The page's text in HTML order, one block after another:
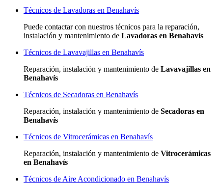
Técnicos de Lavadoras en Benahavís
Puede contactar con nuestros técnicos para la reparación,
instalación y mantenimiento de Lavadoras en Benahavís
Técnicos de Lavavajillas en Benahavís
Reparación, instalación y mantenimiento de Lavavajillas en
Benahavís
Técnicos de Secadoras en Benahavís
Reparación, instalación y mantenimiento de Secadoras en
Benahavís
Técnicos de Vitrocerámicas en Benahavís
Reparación, instalación y mantenimiento de Vitrocerámicas
en Benahavís
Técnicos de Aire Acondicionado en Benahavís